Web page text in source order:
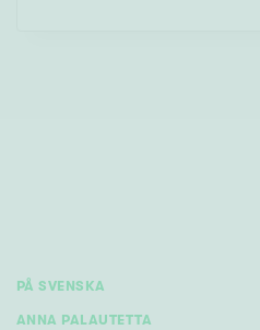
PÅ SVENSKA
ANNA PALAUTETTA